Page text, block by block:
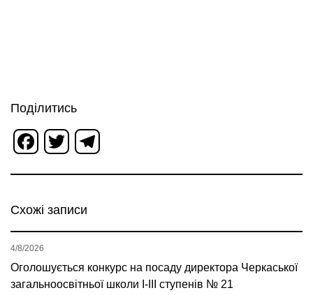
Поділитись
Facebook
Twitter
Схожі записи
Оголошується конкурс на посаду директора Черкаської
загальноосвітньої школи І-ІІІ ступенів № 21
4/8/2026